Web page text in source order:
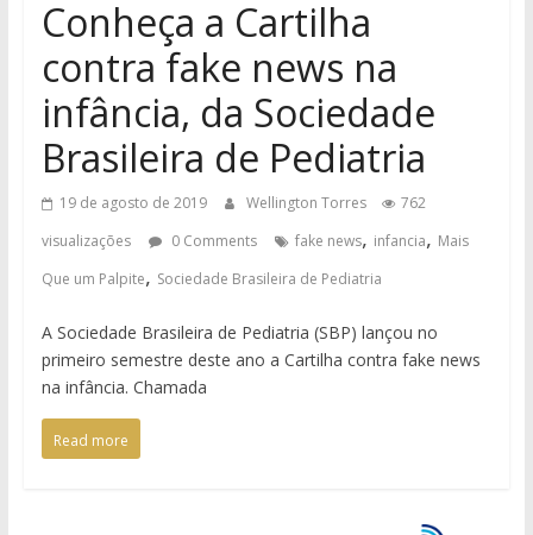
Conheça a Cartilha
contra fake news na
infância, da Sociedade
Brasileira de Pediatria
19 de agosto de 2019 Wellington Torres
762
visualizações
0 Comments fake news, infancia, Mais
Que um Palpite, Sociedade Brasileira de Pediatria
A Sociedade Brasileira de Pediatria (SBP) lançou no
primeiro semestre deste ano a Cartilha contra fake news
na infância. Chamada
Read more